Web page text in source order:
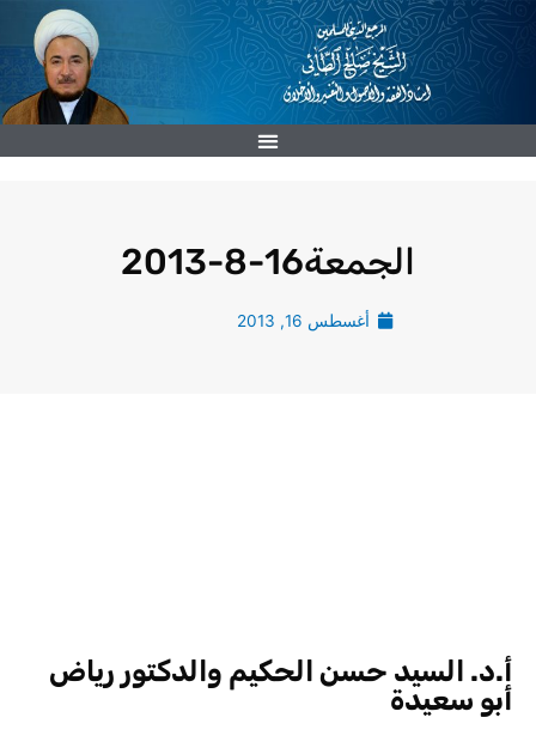
تخطي
الجمعة16-8-2013
أغسطس 16, 2013
أ.د. السيد حسن الحكيم والدكتور رياض
أبو سعيدة